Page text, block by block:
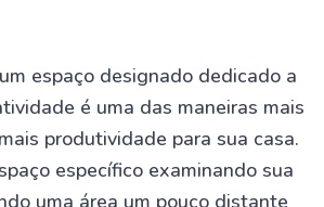
espaço designado dedicado a
é uma das maneiras mais
produtividade para sua casa.
específico examinando sua
uma área um pouco distante